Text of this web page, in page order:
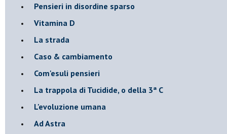
Pensieri in disordine sparso
Vitamina D
La strada
Caso & cambiamento
Com'esuli pensieri
La trappola di Tucidide, o della 3ª C
L'evoluzione umana
Ad Astra